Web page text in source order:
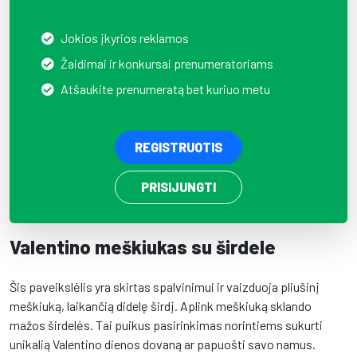
Jokios įkyrios reklamos
Žaidimai ir konkursai prenumeratoriams
Atšaukite prenumeratą bet kuriuo metu
REGISTRUOTIS
PRISIJUNGTI
Valentino meškiukas su širdele
Šis paveikslėlis yra skirtas spalvinimui ir vaizduoja pliušinį
meškiuką, laikančią didelę širdį. Aplink meškiuką sklando
mažos širdelės. Tai puikus pasirinkimas norintiems sukurti
unikalią Valentino dienos dovaną ar papuošti savo namus.